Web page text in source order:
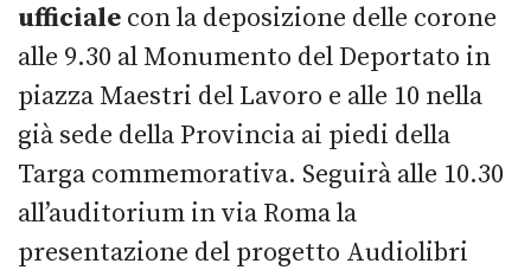
ufficiale con la deposizione delle corone
alle 9.30 al Monumento del Deportato in
piazza Maestri del Lavoro e alle 10 nella
già sede della Provincia ai piedi della
Targa commemorativa. Seguirà alle 10.30
all’auditorium in via Roma la
presentazione del progetto Audiolibri